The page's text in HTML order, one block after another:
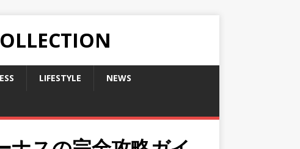
LIFESTYLE NEWS